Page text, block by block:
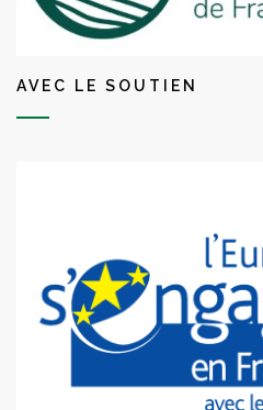
AVEC LE SOUTIEN